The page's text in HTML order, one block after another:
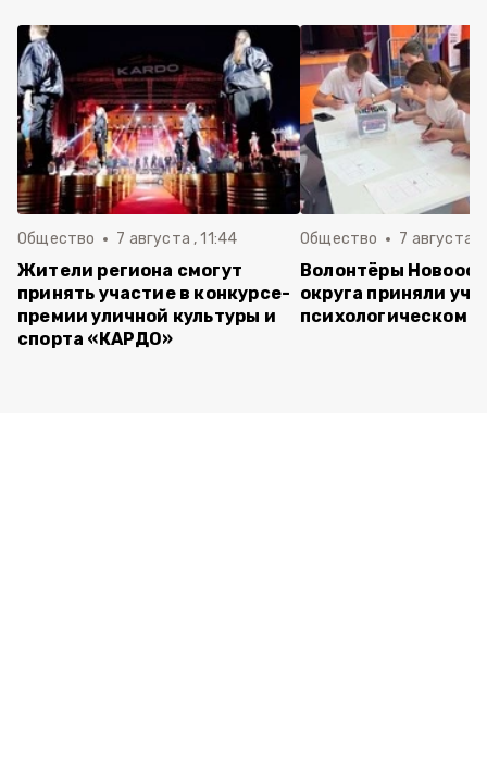
Общество 7 августа , 11:44
Жители региона смогут
принять участие в конкурсе-
премии уличной культуры и
спорта «КАРДО»
Общество 7 августа ,
Волонтёры
округа приняли
психологическом